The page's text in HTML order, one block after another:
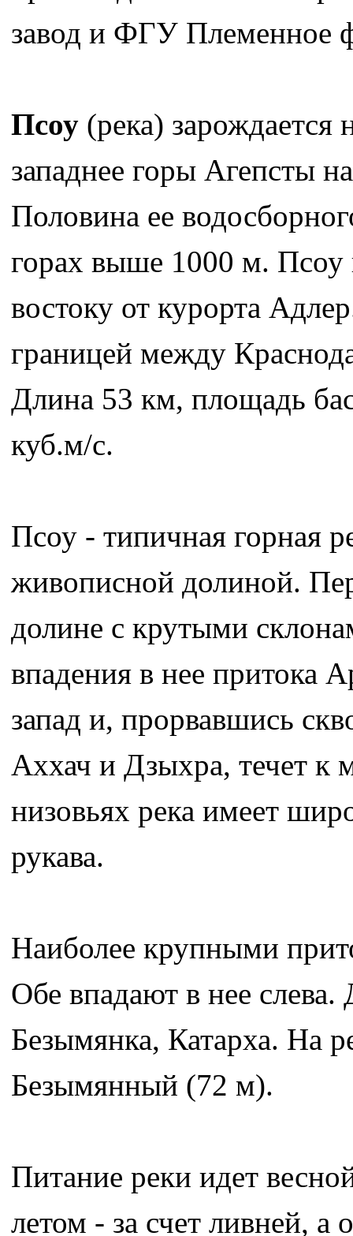
завод и ФГУ Племенное
Псоу (река) зарождается
западнее горы Агепсты
Половина ее
горах выше 1000 м. Псоу
востоку от курорта
границей между
Длина 53 км, площадь
куб.м/с.
Псоу - типичная горная
живописной долиной.
долине с крутыми
впадения в нее притока
запад и, прорвавшись
Аххач и Дзыхра, течет
низовьях река имеет
рукава.
Наиболее крупными
Обе впадают в нее
Безымянка, Катарха. На
Безымянный (72 м).
Питание реки идет
летом - за счет ливней,